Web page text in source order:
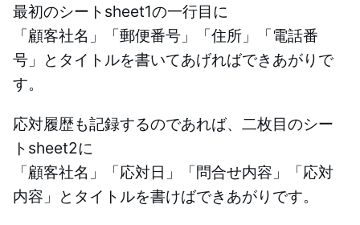
最初のシートsheet1の一行目に
「顧客社名」「郵便番号」「住所」「電話番
号」とタイトルを書いてあげればできあがりで
す。
応対履歴も記録するのであれば、二枚目のシー
トsheet2に
「顧客社名」「応対日」「問合せ内容」「応対
内容」とタイトルを書けばできあがりです。